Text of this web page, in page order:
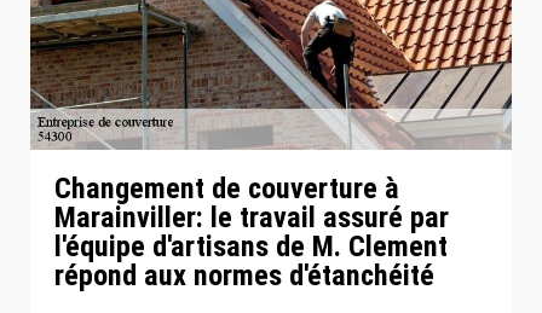
Changement de couverture à
Marainviller: le travail assuré par
l'équipe d'artisans de M. Clement
répond aux normes d'étanchéité